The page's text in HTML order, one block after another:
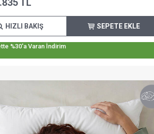
TL
SEPETE EKLE
HIZLI BAKIŞ
%30'a Varan İndirim